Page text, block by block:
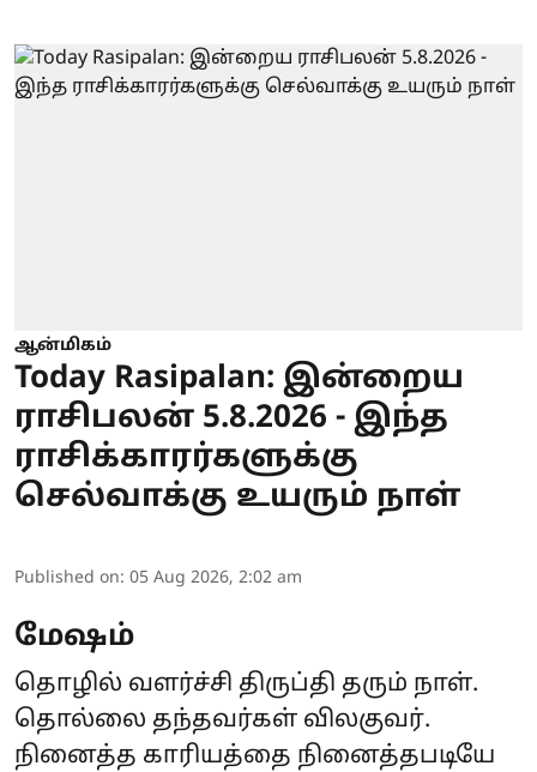
ஆன்மிகம்
Today Rasipalan: இன்றைய
ராசிபலன் 5.8.2026 - இந்த
ராசிக்காரர்களுக்கு
செல்வாக்கு உயரும் நாள்
Published on: 05 Aug 2026, 2:02 am
மேஷம்
தொழில் வளர்ச்சி திருப்தி தரும் நாள்.
தொல்லை தந்தவர்கள் விலகுவர்.
நினைத்த காரியத்தை நினைத்தபடியே